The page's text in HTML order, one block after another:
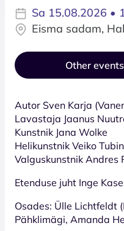
Sa 15.08.2026 •
Eisma sadam,
Other
Autor Sven Karja
Lavastaja Jaanus
Kunstnik Jana Wolke
Helikunstnik Veiko Tubin
Valguskunstnik Andres
Etenduse juht Inge
Osades: Ülle Lichtfeldt
Pähklimägi, Amanda